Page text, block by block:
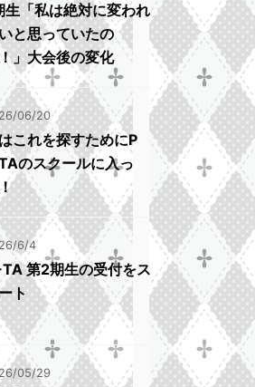
生「私は絶対に変われ
と思っていたの
」大会後の変化
06/20
これを探すためにP
のスクールに入っ
6/4
第2期生の受付をス
ト
05/29